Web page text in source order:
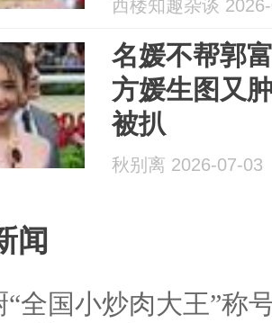
西楼知趣杂谈
名媛不帮郭
方媛生图又
被扒
秋别离 2026-07-03
闻
“全国小炒肉大王”称